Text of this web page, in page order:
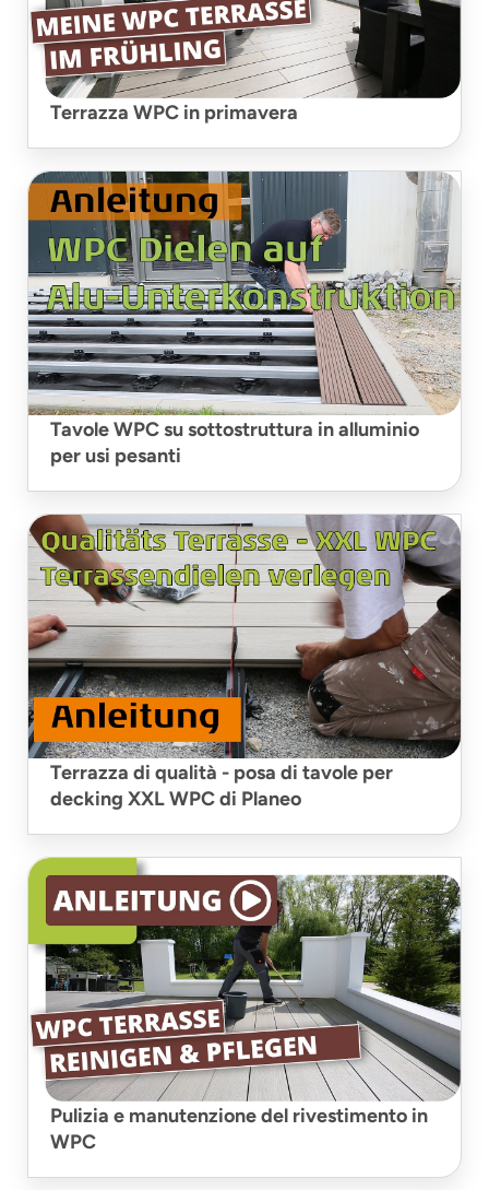
Terrazza WPC in primavera
Tavole WPC su sottostruttura in alluminio
per usi pesanti
Terrazza di qualità - posa di tavole per
decking XXL WPC di Planeo
Pulizia e manutenzione del rivestimento in
WPC